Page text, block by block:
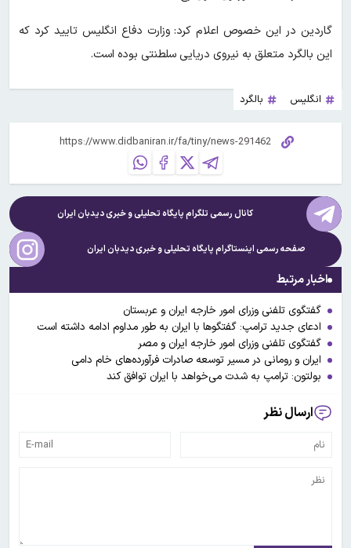
گاردین در این خصوص اعلام کرد: وزارت دفاع انگلیس تایید کرد که
این بالگرد متعلق به نیروی دریایی سلطنتی بوده است.
انگلیس بالگرد
کانال رسمی تلگرام پایگاه تحلیلی و خبریدیدبان ایران
صفحه رسمی اینستاگرام پایگاه تحلیلی و خبریدیدبان ایران
اخبار مرتبط
گفتگوی تلفنی وزرای امور خارجه ایران و عربستان
ادعای جدید ترامپ: گفتگوها با ایران به طور مداوم ادامه داشته است
گفتگوی تلفنی وزرای امور خارجه ایران و مصر
ایران و رومانی در مسیر توسعه صادرات فرآورده‌های خام دامی
بولتون: ترامپ به شدت می‌خواهد با ایران توافق کند
ارسال نظر